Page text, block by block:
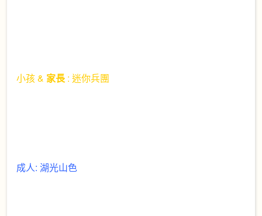
小孩 & 家長 :迷你兵團
成人: 湖光山色